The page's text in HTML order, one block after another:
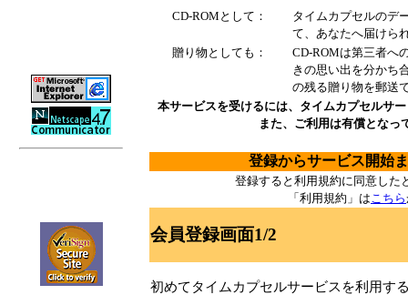
CD-ROMとして：
タイムカプセルのデ
て、あなたへ届けら
贈り物としても：
CD-ROMは第三者へ
きの思い出を分かち
の残る贈り物を郵送
本サービスを受けるには、タイムカプセルサ
また、ご利用は有償となっ
登録からサービス開始
登録すると利用規約に同意した
「利用規約」はこちら
会員登録画面1/2
初めてタイムカプセルサービスを利用す